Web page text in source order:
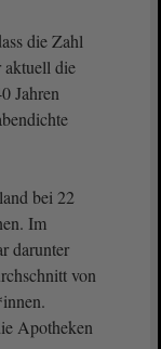
die Zahl
die
Jahren
bei 22
Im
darunter
von
Apotheken